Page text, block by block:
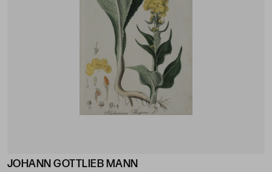
JOHANN GOTTLIEB MANN